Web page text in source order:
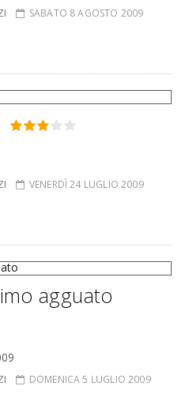
SABATO 8 AGOSTO 2009
VENERDÌ 24 LUGLIO 2009
agguato
DOMENICA 5 LUGLIO 2009